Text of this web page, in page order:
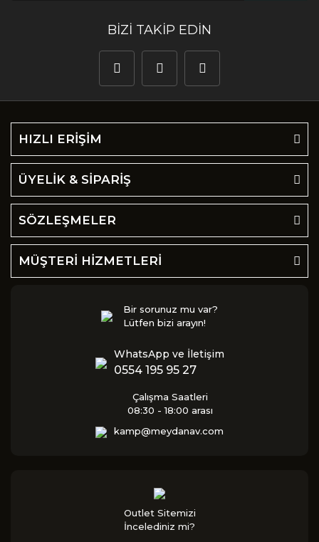
BİZİ TAKİP EDİN
HIZLI ERİŞİM
ÜYELİK & SİPARİŞ
SÖZLEŞMELER
MÜŞTERİ HİZMETLERİ
Bir sorunuz mu var?
Lütfen bizi arayın!
WhatsApp ve İletişim
0554 195 95 27
Çalışma Saatleri
08:30 - 18:00 arası
kamp@meydanav.com
Outlet Sitemizi
İncelediniz mi?